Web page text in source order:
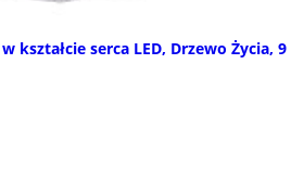
kształcie serca LED, Drzewo Życia, 9